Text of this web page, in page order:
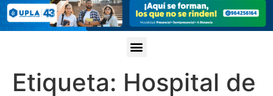
Etiqueta: Hospital de